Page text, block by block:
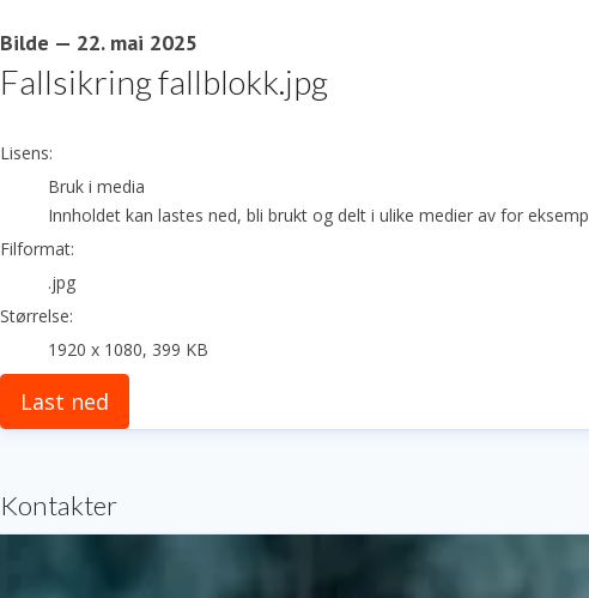
Bilde — 22. mai 2025
Fallsikring fallblokk.jpg
go to media item
Lisens:
Bruk i media
Innholdet kan lastes ned, bli brukt og delt i ulike medier av for
Filformat:
.jpg
Størrelse:
1920 x 1080, 399 KB
Last ned
Kontakter